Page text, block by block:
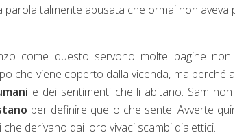
talmente abusata che ormai non aveva
come questo servono molte pagine
che viene coperto dalla vicenda, ma perché
e dei sentimenti che li abitano. Sam
per definire quello che sente. Avverte
derivano dai loro vivaci scambi dialettici.